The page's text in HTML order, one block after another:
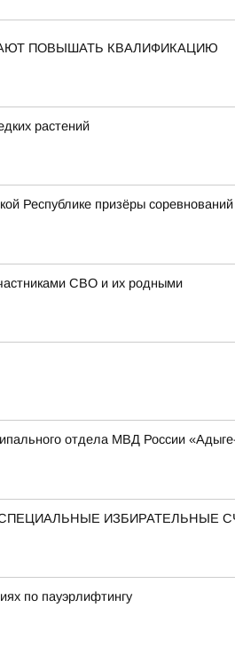
ПОВЫШАТЬ КВАЛИФИКАЦИЮ
растений
Республике призёры
СВО и их родными
отдела МВД России
ИЗБИРАТЕЛЬНЫЕ
по пауэрлифтингу